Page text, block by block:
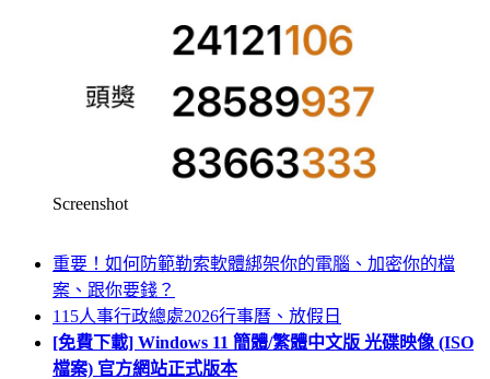
Screenshot
重要！如何防範勒索軟體綁架你的電腦、加密你的檔
案、跟你要錢？
115人事行政總處2026行事曆、放假日
[免費下載] Windows 11 簡體/繁體中文版 光碟映像 (ISO
檔案) 官方網站正式版本